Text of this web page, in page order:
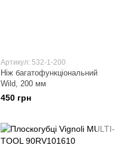
Артикул: 532-1-200
Ніж багатофункціональний
Wild, 200 мм
450 грн